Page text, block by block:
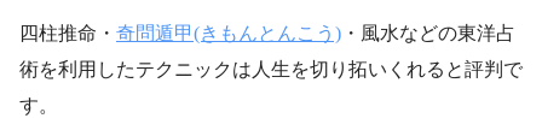
四柱推命・ 奇問遁甲(きもんとんこう) ・風水などの東洋占
術を利用したテクニックは人生を切り拓いくれると評判で
す。